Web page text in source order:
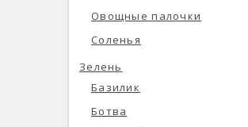
Овощные палочки
Соленья
Зелень
Базилик
Ботва